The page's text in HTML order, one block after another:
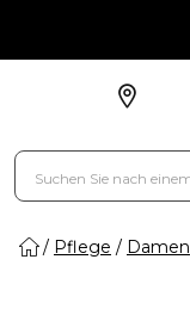
Pflege Damen